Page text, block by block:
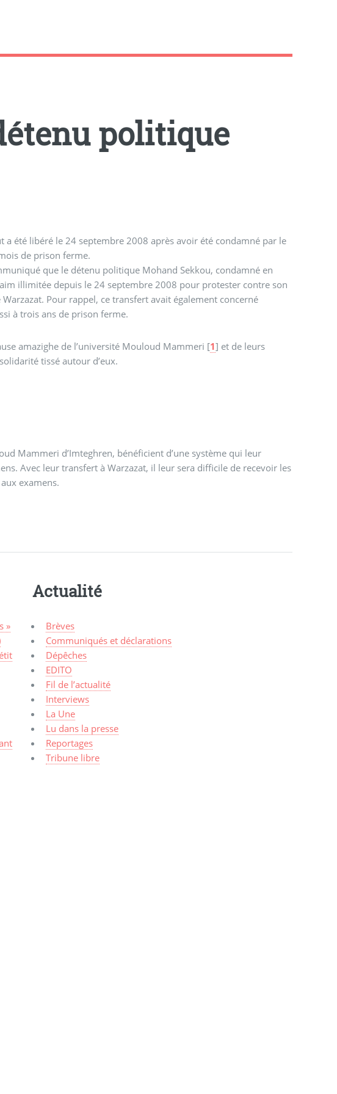
politique
a été libéré le 24 septembre 2008 après avoir été condamné par le
de prison ferme.
que le détenu politique Mohand Sekkou, condamné en
illimitée depuis le 24 septembre 2008 pour protester contre son
Pour rappel, ce transfert avait également concerné
à trois ans de prison ferme.
amazighe de l’université Mouloud Mammeri [1] et de leurs
tissé autour d’eux.
Mammeri d’Imteghren, bénéficient d’une système qui leur
Avec leur transfert à Warzazat, il leur sera difficile de recevoir les
examens.
»
Actualité
Brèves
Communiqués et déclarations
Dépêches
EDITO
Fil de l’actualité
Interviews
La Une
Lu dans la presse
Reportages
Tribune libre